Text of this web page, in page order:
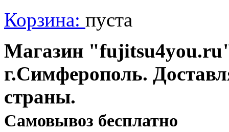
Корзина: пуста
Магазин
г.Симферополь.
страны.
Cамовывоз бесплатно